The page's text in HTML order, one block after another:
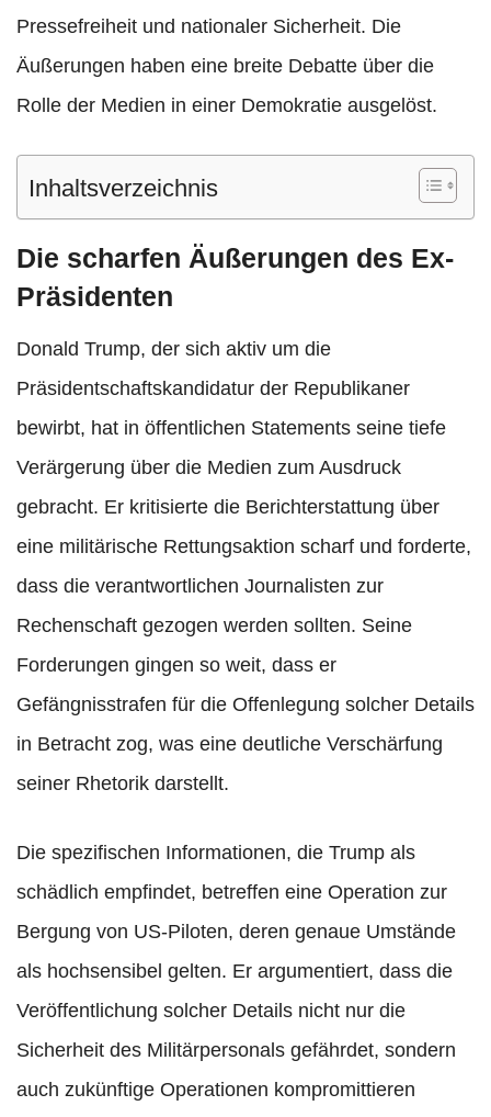
Pressefreiheit und nationaler Sicherheit. Die
Äußerungen haben eine breite Debatte über die
Rolle der Medien in einer Demokratie ausgelöst.
Inhaltsverzeichnis
Die scharfen Äußerungen des Ex-
Präsidenten
Donald Trump, der sich aktiv um die
Präsidentschaftskandidatur der Republikaner
bewirbt, hat in öffentlichen Statements seine tiefe
Verärgerung über die Medien zum Ausdruck
gebracht. Er kritisierte die Berichterstattung über
eine militärische Rettungsaktion scharf und forderte,
dass die verantwortlichen Journalisten zur
Rechenschaft gezogen werden sollten. Seine
Forderungen gingen so weit, dass er
Gefängnisstrafen für die Offenlegung solcher Details
in Betracht zog, was eine deutliche Verschärfung
seiner Rhetorik darstellt.
Die spezifischen Informationen, die Trump als
schädlich empfindet, betreffen eine Operation zur
Bergung von US-Piloten, deren genaue Umstände
als hochsensibel gelten. Er argumentiert, dass die
Veröffentlichung solcher Details nicht nur die
Sicherheit des Militärpersonals gefährdet, sondern
auch zukünftige Operationen kompromittieren